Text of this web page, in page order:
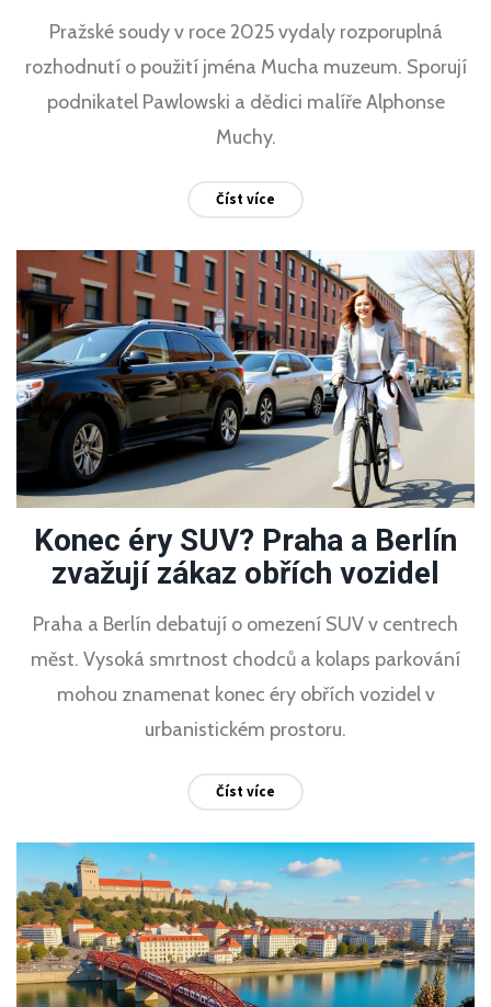
Pražské soudy v roce 2025 vydaly rozporuplná
rozhodnutí o použití jména Mucha muzeum. Sporují
podnikatel Pawlowski a dědici malíře Alphonse
Muchy.
Číst více
Konec éry SUV? Praha a Berlín
zvažují zákaz obřích vozidel
Praha a Berlín debatují o omezení SUV v centrech
měst. Vysoká smrtnost chodců a kolaps parkování
mohou znamenat konec éry obřích vozidel v
urbanistickém prostoru.
Číst více